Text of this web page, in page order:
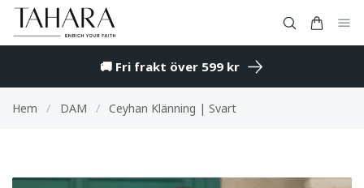
🚚 Fri frakt över 599 kr
Hem / DAM / Ceyhan Klänning | Svart